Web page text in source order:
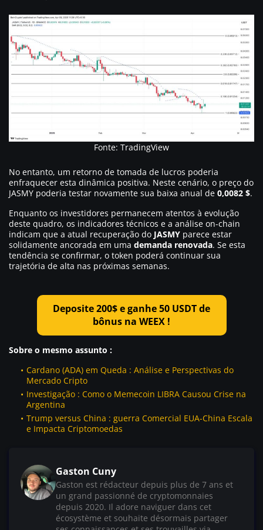
Fonte: TradingView
No entanto, um retorno de tomada de lucros poderia
enfraquecer esta dinâmica positiva. Neste cenário, o preço do
JASMY poderia testar novamente sua baixa anual de 0,0082 $.
Enquanto os investidores permanecem atentos à evolução
deste quadro, os indicadores técnicos e a análise on-chain
indicam que a atual recuperação do JASMY parece estar
solidamente ancorada em uma demanda renovada. Se esta
tendência se confirmar, o token poderá continuar sua
trajetória de alta nas próximas semanas.
Deposite 200$ e ganhe 50 USDT de
bônus na WEEX !
Sobre o mesmo assunto :
Cardano (ADA) em Queda : Análise e Perspectivas do
Mercado Cripto
Investigação : Como o Memecoin LIBRA Causou Crise na
Argentina
Trump versus China : guerra Comercial EUA-China Escala
e Impacta Criptomoedas
Gaston Cuny
Gaston est rédacteur depuis plus de 7 ans et
un grand passionné de cryptomonnaies
depuis 2020. Il adore naviguer dans cet
écosystème et souhaite désormais partager